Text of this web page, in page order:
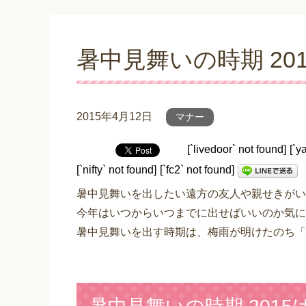
暑中見舞いの時期
2015年4月12日 マナー
[`livedoor` not found]
[`nifty` not found] [`fc2` not found]
暑中見舞いを出したい遠方の友人や親せきが
今年はいつからいつまでに出せばいいのか気
暑中見舞いを出す時期は、梅雨が明けたのち